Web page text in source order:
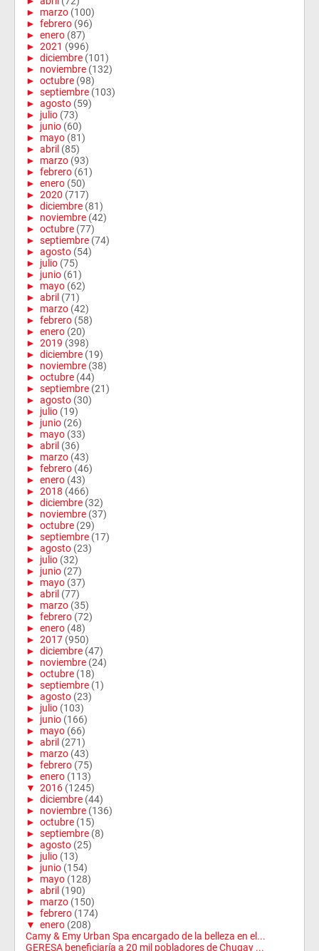
► marzo (100)
► febrero (96)
► enero (87)
► 2021 (996)
► diciembre (101)
► noviembre (132)
► octubre (98)
► septiembre (103)
► agosto (59)
► julio (73)
► junio (60)
► mayo (81)
► abril (85)
► marzo (93)
► febrero (61)
► enero (50)
► 2020 (717)
► diciembre (81)
► noviembre (42)
► octubre (77)
► septiembre (74)
► agosto (54)
► julio (75)
► junio (61)
► mayo (62)
► abril (71)
► marzo (42)
► febrero (58)
► enero (20)
► 2019 (398)
► diciembre (19)
► noviembre (38)
► octubre (44)
► septiembre (21)
► agosto (30)
► julio (19)
► junio (26)
► mayo (33)
► abril (36)
► marzo (43)
► febrero (46)
► enero (43)
► 2018 (466)
► diciembre (32)
► noviembre (37)
► octubre (29)
► septiembre (17)
► agosto (23)
► julio (32)
► junio (27)
► mayo (37)
► abril (77)
► marzo (35)
► febrero (72)
► enero (48)
► 2017 (950)
► diciembre (47)
► noviembre (24)
► octubre (18)
► septiembre (1)
► agosto (23)
► julio (103)
► junio (166)
► mayo (66)
► abril (271)
► marzo (43)
► febrero (75)
► enero (113)
▼ 2016 (1245)
► diciembre (44)
► noviembre (136)
► octubre (15)
► septiembre (8)
► agosto (25)
► julio (13)
► junio (154)
► mayo (128)
► abril (190)
► marzo (150)
► febrero (174)
▼ enero (208)
Camy & Emy Urban Spa encargado de la belleza en el...
GERESA beneficiaría a 20 mil pobladores de Chugay ...